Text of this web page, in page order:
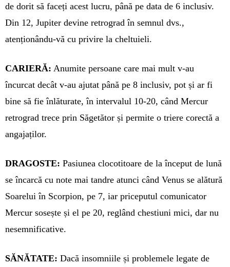
de dorit să faceți acest lucru, până pe data de 6 inclusiv.
Din 12, Jupiter devine retrograd în sem­nul dvs.,
atenționându-vă cu privire la cheltuieli.
CARIERĂ: Anumite persoane care mai mult v-au
încurcat decât v-au aju­tat până pe 8 inclusiv, pot și ar fi
bine să fie înlăturate, în intervalul 10-20, când Mercur
retrograd tre­ce prin Săgetător și permite o tri­e­re corectă a
angajaților.
DRAGOSTE: Pasiunea cloco­ti­toare de la început de lună
se în­carcă cu note mai tandre atunci când Venus se alătură
Soarelui în Scorpion, pe 7, iar priceputul co­mu­nicator
Mercur sosește și el pe 20, reglând chestiuni mici, dar nu
nesemnificative.
SĂNĂTATE: Dacă insomniile și pro­blemele legate de